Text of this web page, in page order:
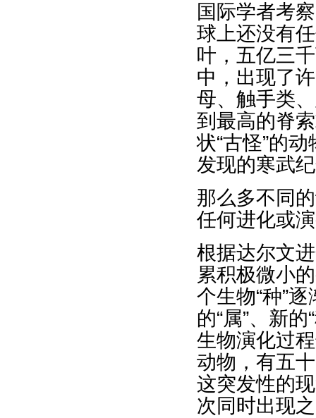
国际学者考
球上还没有
叶，五亿三
中，出现了
母、触手类
到最高的脊
状“古怪”的
发现的寒武
那么多不同
任何进化或
根据达尔文
累积极微小
个生物“种”
的“属”、新
生物演化过
动物，有五
这突发性的
次同时出现